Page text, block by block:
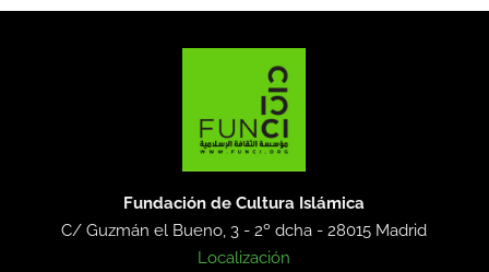
Fundación de Cultura Islámica
C/ Guzmán el Bueno, 3 - 2º dcha -28015 Madrid
Localización